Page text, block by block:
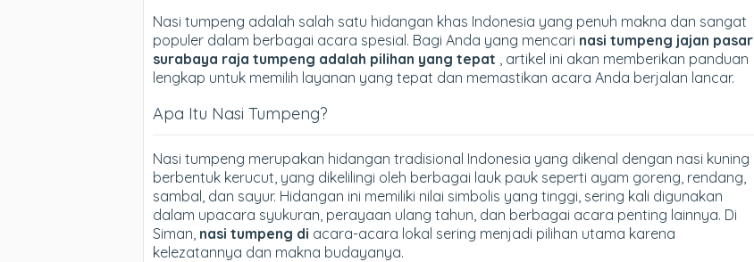
Nasi tumpeng adalah salah satu hidangan khas Indonesia yang penuh makna dan sangat
populer dalam berbagai acara spesial. Bagi Anda yang mencari nasi tumpeng jajan pasar
surabaya raja tumpeng adalah pilihan yang tepat , artikel ini akan memberikan panduan
lengkap untuk memilih layanan yang tepat dan memastikan acara Anda berjalan lancar.
Apa Itu Nasi Tumpeng?
Nasi tumpeng merupakan hidangan tradisional Indonesia yang dikenal dengan nasi kuning
berbentuk kerucut, yang dikelilingi oleh berbagai lauk pauk seperti ayam goreng, rendang,
sambal, dan sayur. Hidangan ini memiliki nilai simbolis yang tinggi, sering kali digunakan
dalam upacara syukuran, perayaan ulang tahun, dan berbagai acara penting lainnya. Di
Siman, nasi tumpeng di acara-acara lokal sering menjadi pilihan utama karena
kelezatannya dan makna budayanya.